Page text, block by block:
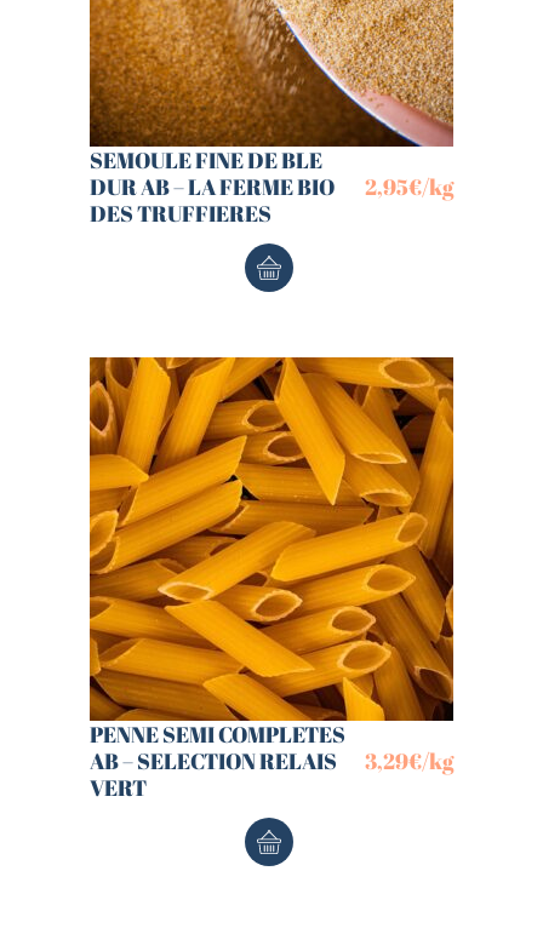
SEMOULE FINE DE BLE
DUR AB – LA FERME BIO
DES TRUFFIERES
2,95€/kg
PENNE SEMI COMPLETES
AB – SELECTION RELAIS
VERT
3,29€/kg